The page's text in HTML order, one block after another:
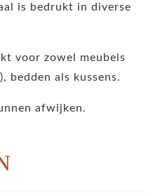
is bedrukt in diverse
voor zowel meubels
bedden als kussens.
afwijken.